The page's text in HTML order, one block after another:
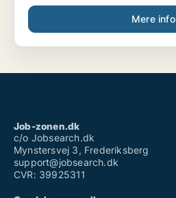
Mere info
Job-zonen.dk
c/o Jobsearch.dk
Mynstersvej 3, Frederiksberg
support@jobsearch.dk
CVR: 39925311